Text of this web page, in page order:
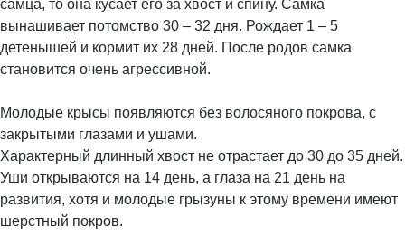
самца, то она кусает его за хвост и спину. Самка
вынашивает потомство 30 – 32 дня. Рождает 1 – 5
детенышей и кормит их 28 дней. После родов самка
становится очень агрессивной.
Молодые крысы появляются без волосяного покрова, с
закрытыми глазами и ушами.
Характерный длинный хвост не отрастает до 30 до 35 дней.
Уши открываются на 14 день, а глаза на 21 день на
развития, хотя и молодые грызуны к этому времени имеют
шерстный покров.